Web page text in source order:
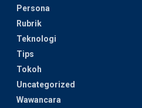
Persona
Rubrik
Teknologi
Tips
Tokoh
Uncategorized
Wawancara